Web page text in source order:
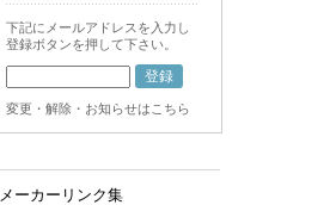
下記にメールアドレスを入力し
登録ボタンを押して下さい。
変更・解除・お知らせはこちら
メーカーリンク集